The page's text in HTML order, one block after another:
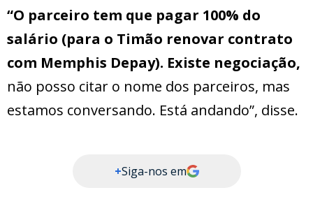
“O parceiro tem que pagar 100% do
salário (para o Timão renovar contrato
com Memphis Depay). Existe negociação,
não posso citar o nome dos parceiros, mas
estamos conversando. Está andando”, disse.
+Siga-nos em